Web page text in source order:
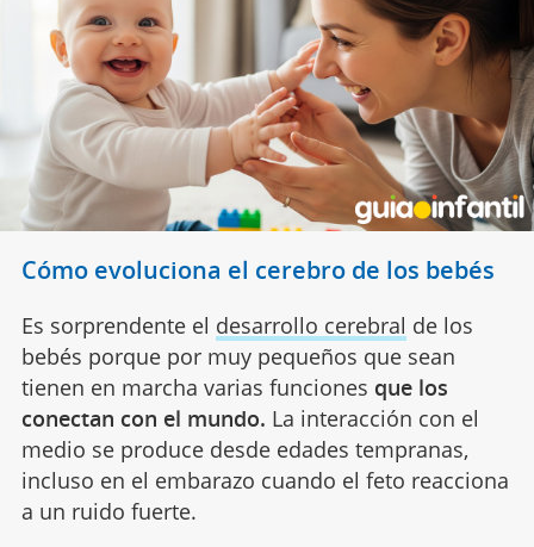
Cómo evoluciona el cerebro de los bebés
Es sorprendente el desarrollo cerebral de los
bebés porque por muy pequeños que sean
tienen en marcha varias funciones que los
conectan con el mundo. La interacción con el
medio se produce desde edades tempranas,
incluso en el embarazo cuando el feto reacciona
a un ruido fuerte.